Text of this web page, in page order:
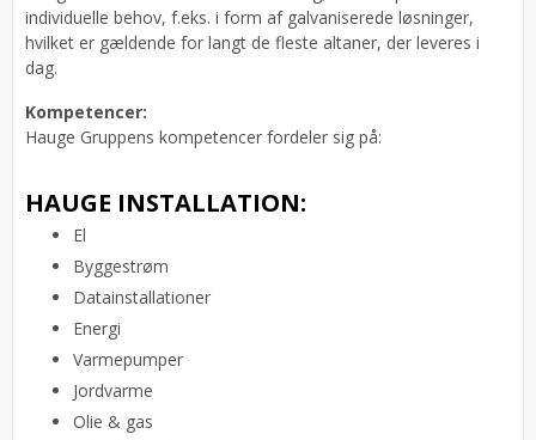
individuelle behov, f.eks. i form af galvaniserede løsninger,
hvilket er gældende for langt de fleste altaner, der leveres i
dag.
Kompetencer:
Hauge Gruppens kompetencer fordeler sig på:
HAUGE INSTALLATION:
El
Byggestrøm
Datainstallationer
Energi
Varmepumper
Jordvarme
Olie & gas